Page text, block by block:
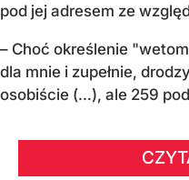
pod jej adresem ze
– Choć określenie
dla mnie i zupełnie,
osobiście (…), ale 259